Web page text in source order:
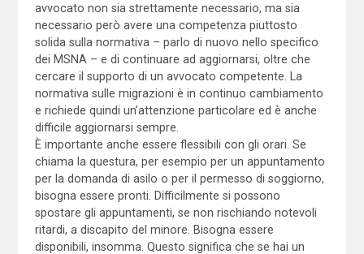
avvocato non sia strettamente necessario, ma sia
necessario però avere una competenza piuttosto
solida sulla normativa – parlo di nuovo nello specifico
dei MSNA – e di continuare ad aggiornarsi, oltre che
cercare il supporto di un avvocato competente. La
normativa sulle migrazioni è in continuo cambiamento
e richiede quindi un’attenzione particolare ed è anche
difficile aggiornarsi sempre.
È importante anche essere flessibili con gli orari. Se
chiama la questura, per esempio per un appuntamento
per la domanda di asilo o per il permesso di soggiorno,
bisogna essere pronti. Difficilmente si possono
spostare gli appuntamenti, se non rischiando notevoli
ritardi, a discapito del minore. Bisogna essere
disponibili, insomma. Questo significa che se hai un